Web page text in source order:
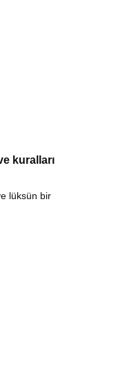
kuralları
lüksün bir